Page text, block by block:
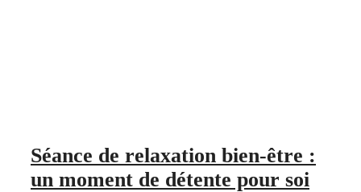
Séance de relaxation bien-être :
un moment de détente pour soi